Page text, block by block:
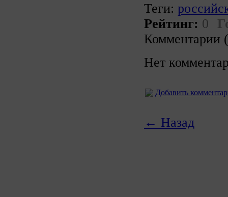
Теги:
Рейтинг: 0
Комментарии
Нет
Добавить
← Назад